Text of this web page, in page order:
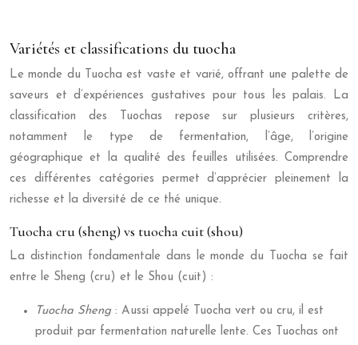
Variétés et classifications du tuocha
Le monde du Tuocha est vaste et varié, offrant une palette de
saveurs et d’expériences gustatives pour tous les palais. La
classification des Tuochas repose sur plusieurs critères,
notamment le type de fermentation, l’âge, l’origine
géographique et la qualité des feuilles utilisées. Comprendre
ces différentes catégories permet d’apprécier pleinement la
richesse et la diversité de ce thé unique.
Tuocha cru (sheng) vs tuocha cuit (shou)
La distinction fondamentale dans le monde du Tuocha se fait
entre le Sheng (cru) et le Shou (cuit) :
Tuocha Sheng : Aussi appelé Tuocha vert ou cru, il est
produit par fermentation naturelle lente. Ces Tuochas ont